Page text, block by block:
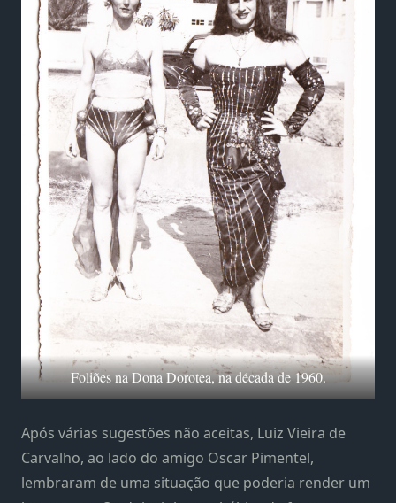
Foliões na Dona Dorotea, na década de 1960.
Após várias sugestões não aceitas, Luiz Vieira de
Carvalho, ao lado do amigo Oscar Pimentel,
lembraram de uma situação que poderia render um